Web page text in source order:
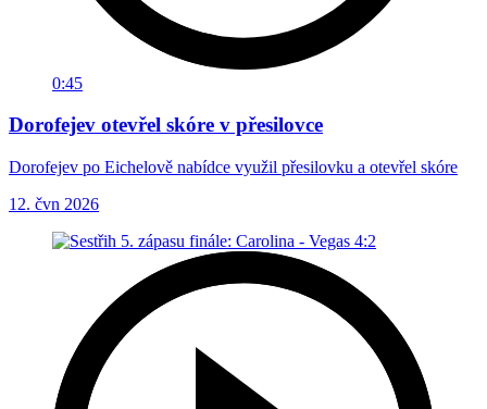
0:45
Dorofejev otevřel skóre v přesilovce
Dorofejev po Eichelově nabídce využil přesilovku a otevřel skóre
12. čvn 2026